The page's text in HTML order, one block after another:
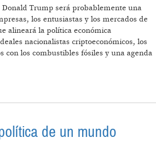
Trump será probablemente una
los entusiastas y los mercados de
alineará la política económica
nacionalistas criptoeconómicos, los
con los combustibles fósiles y una agenda
de un mundo